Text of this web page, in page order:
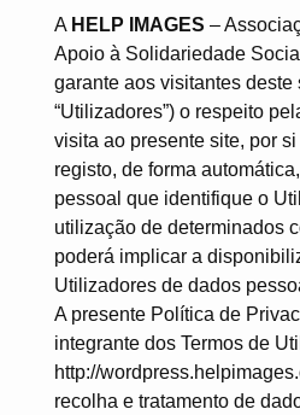
A HELP IMAGES –
Apoio à Solidariedade
garante aos visitantes deste
“Utilizadores”) o respeito
visita ao presente site, por
registo, de forma
pessoal que identifique o
utilização de determinados
poderá implicar a
Utilizadores de dados
A presente Política de
integrante dos Termos de
http://
recolha e tratamento de